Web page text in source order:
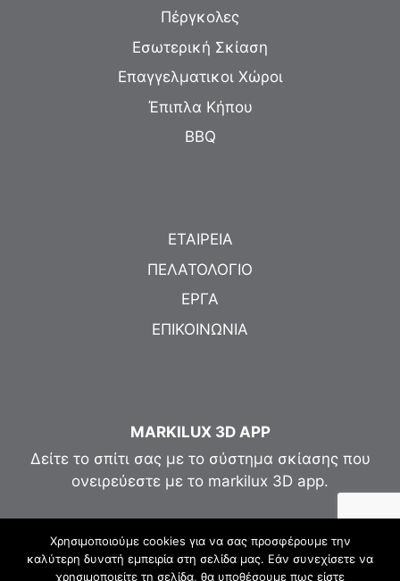
Πέργκολες
Εσωτερική Σκίαση
Επαγγελματικοι Χώροι
Έπιπλα Κήπου
BBQ
ΕΤΑΙΡΕΙΑ
ΠΕΛΑΤΟΛΟΓΙΟ
ΕΡΓΑ
ΕΠΙΚΟΙΝΩΝΙΑ
MARKILUX 3D APP
Δείτε το σπίτι σας με το σύστημα σκίασης που
ονειρεύεστε με το markilux 3D app.
Χρησιμοποιούμε cookies για να σας προσφέρουμε την
καλύτερη δυνατή εμπειρία στη σελίδα μας. Εάν συνεχίσετε να
χρησιμοποιείτε τη σελίδα, θα υποθέσουμε πως είστε